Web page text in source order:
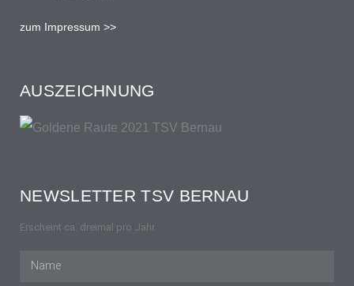
zum Impressum >>
AUSZEICHNUNG
NEWSLETTER TSV BERNAU
Erscheint ca. dreimal pro Jahr.